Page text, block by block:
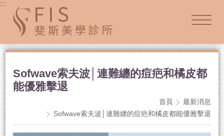
:::
Sofwave索夫波│連難纏的痘疤和橘皮都
能優雅擊退
首頁
最新消息
Sofwave索夫波│連難纏的痘疤和橘皮都能優雅擊退